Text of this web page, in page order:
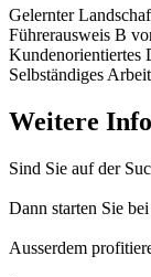
Gelernter
Führerausweis B
Kundenorientiertes
Selbständiges
Weitere
Sind Sie auf der
Dann starten Sie
Ausserdem